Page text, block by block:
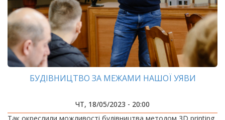
БУДІВНИЦТВО ЗА МЕЖАМИ НАШОЇ УЯВИ
ЧТ, 18/05/2023 - 20:00